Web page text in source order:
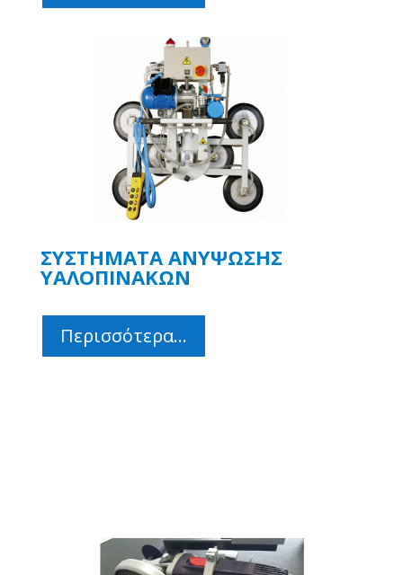
ΣΥΣΤΗΜΑΤΑ ΑΝΥΨΩΣΗΣ
ΥΑΛΟΠΙΝΑΚΩΝ
Περισσότερα...